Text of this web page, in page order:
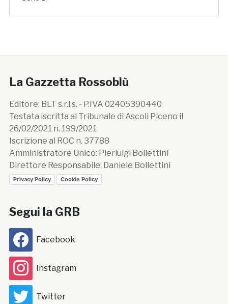
La Gazzetta Rossoblù
Editore: BLT s.r.l.s. - P.IVA 02405390440
Testata iscritta al Tribunale di Ascoli Piceno il
26/02/2021 n. 199/2021
Iscrizione al ROC n. 37788
Amministratore Unico: Pierluigi Bollettini
Direttore Responsabile: Daniele Bollettini
Privacy Policy Cookie Policy
Segui la GRB
Facebook
Instagram
Twitter